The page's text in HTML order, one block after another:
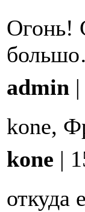
Огонь!
admin
kone,
kone |
откуда